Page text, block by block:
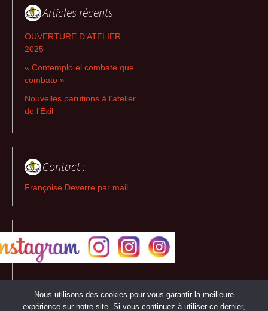
Articles récents
OUVERTURE D’ATELIER
2025
« Contemplo el combate que
combato »
Nouvelles parutions à l’atelier
de l’Exil
Contact :
Françoise Deverre par mail
Nous utilisons des cookies pour vous garantir la meilleure
expérience sur notre site. Si vous continuez à utiliser ce dernier,